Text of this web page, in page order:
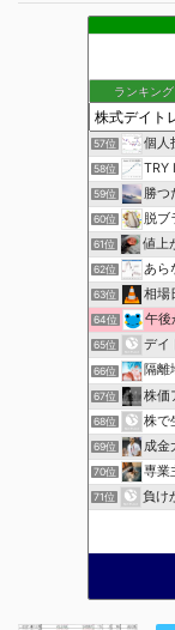
ランキング
57位 個人
58位 TRY
59位 勝つ
60位 脱ブ
61位 値上
62位 あら
63位 相場
64位 午後
65位 デイ
66位 隔離
67位 株価
68位 株で
69位 成金
70位 専業
71位
負け